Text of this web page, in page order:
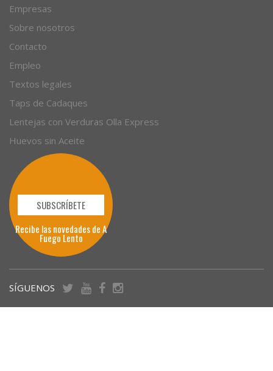
Empresas
Sobre nosotros
Contacto
Empleo
Textos legales
Taps de Cadaques
Lentejas con Verduras Olla Express
Huevos sin Aceite
SUBSCRÍBETE
Recibe las novedades de A
Fuego Lento
SÍGUENOS